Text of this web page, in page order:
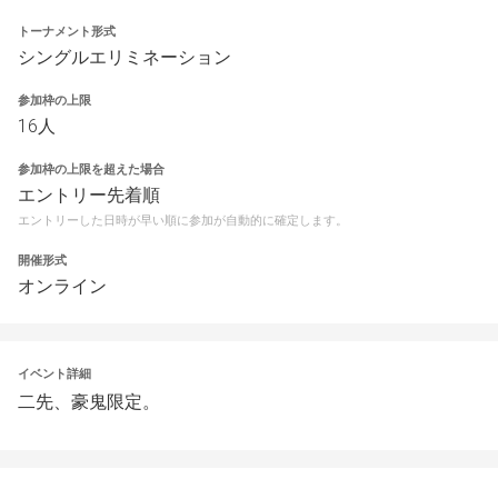
トーナメント形式
シングルエリミネーション
参加枠の上限
16人
参加枠の上限を超えた場合
エントリー先着順
エントリーした日時が早い順に参加が自動的に確定します。
開催形式
オンライン
イベント詳細
二先、豪鬼限定。